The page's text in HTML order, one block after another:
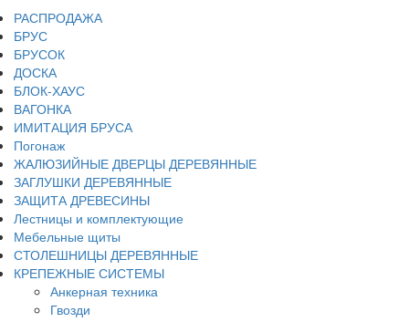
РАСПРОДАЖА
БРУС
БРУСОК
ДОСКА
БЛОК-ХАУС
ВАГОНКА
ИМИТАЦИЯ БРУСА
Погонаж
ЖАЛЮЗИЙНЫЕ ДВЕРЦЫ ДЕРЕВЯННЫЕ
ЗАГЛУШКИ ДЕРЕВЯННЫЕ
ЗАЩИТА ДРЕВЕСИНЫ
Лестницы и комплектующие
Мебельные щиты
СТОЛЕШНИЦЫ ДЕРЕВЯННЫЕ
КРЕПЕЖНЫЕ СИСТЕМЫ
Анкерная техника
Гвозди